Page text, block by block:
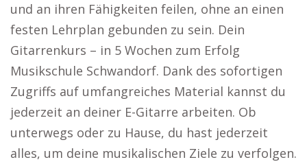
und an ihren Fähigkeiten feilen, ohne an einen
festen Lehrplan gebunden zu sein. Dein
Gitarrenkurs – in 5 Wochen zum Erfolg
Musikschule Schwandorf. Dank des sofortigen
Zugriffs auf umfangreiches Material kannst du
jederzeit an deiner E-Gitarre arbeiten. Ob
unterwegs oder zu Hause, du hast jederzeit
alles, um deine musikalischen Ziele zu verfolgen.